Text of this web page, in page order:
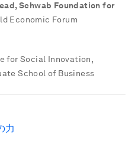
Schwab Foundation for
Economic Forum
for Social Innovation,
School of Business
力